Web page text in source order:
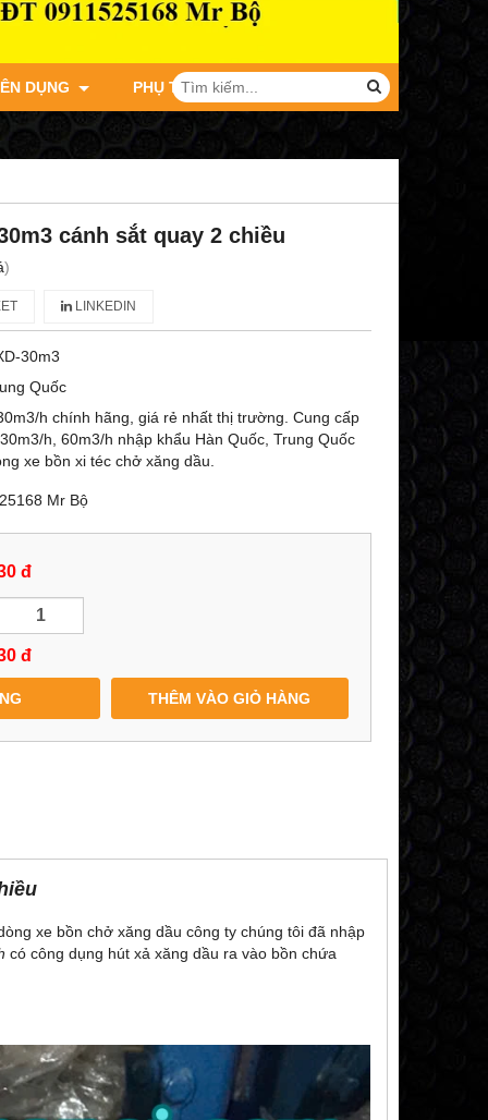
DỤNG PHỤ TÙNG XE TẢI JAC
cánh sắt quay 2 chiều
)
LINKEDIN
30m3
Quốc
h chính hãng, giá rẻ nhất thị trường. Cung cấp
h, 60m3/h nhập khẩu Hàn Quốc, Trung Quốc
xe bồn xi téc chở xăng dầu.
Mr Bộ
đ
đ
THÊM VÀO GIỎ HÀNG
xe bồn chở xăng dầu công ty chúng tôi đã nhập
có công dụng hút xả xăng dầu ra vào bồn chứa